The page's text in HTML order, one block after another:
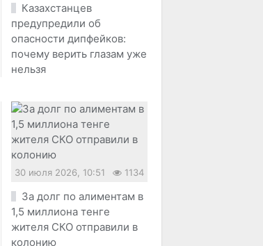
Казахстанцев
предупредили об
опасности дипфейков:
почему верить глазам уже
нельзя
30 июля 2026, 10:51 1134
За долг по алиментам в
1,5 миллиона тенге
жителя СКО отправили в
колонию